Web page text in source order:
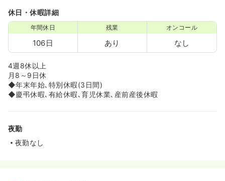
休日・休暇詳細
年間休日
106日
残業
あり
オンコール
なし
4週8休以上
月8～9日休
◆年末年始､特別休暇(3日間)
◆慶弔休暇､有給休暇､育児休業､産前産後休暇
夜勤
夜勤なし